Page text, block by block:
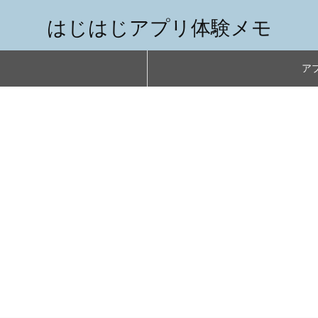
はじはじアプリ体験メモ
ア